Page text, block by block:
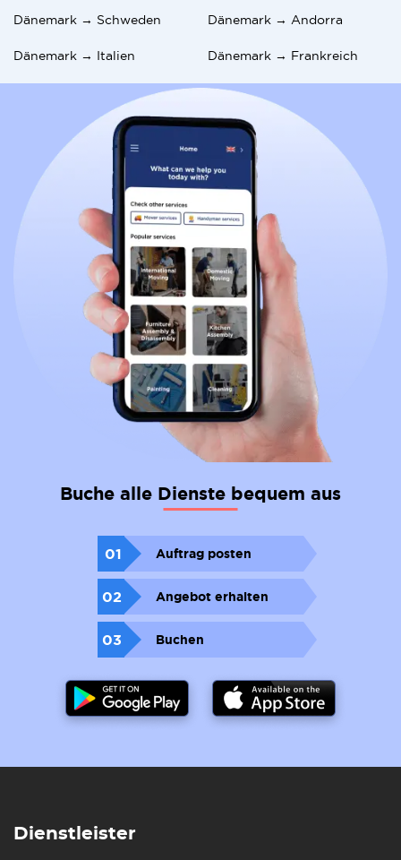
Dänemark → Schweden Dänemark → Andorra
Dänemark → Italien Dänemark → Frankreich
Buche alle Dienste bequem aus
01 Auftrag posten
02 Angebot erhalten
03 Buchen
Dienstleister